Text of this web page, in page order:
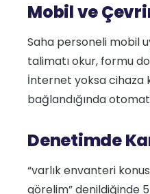
Mobil ve
Saha personeli mobil
talimatı okur, formu
İnternet yoksa cihaza
bağlandığında
Denetimde
“varlık envanteri
görelim” denildiğinde